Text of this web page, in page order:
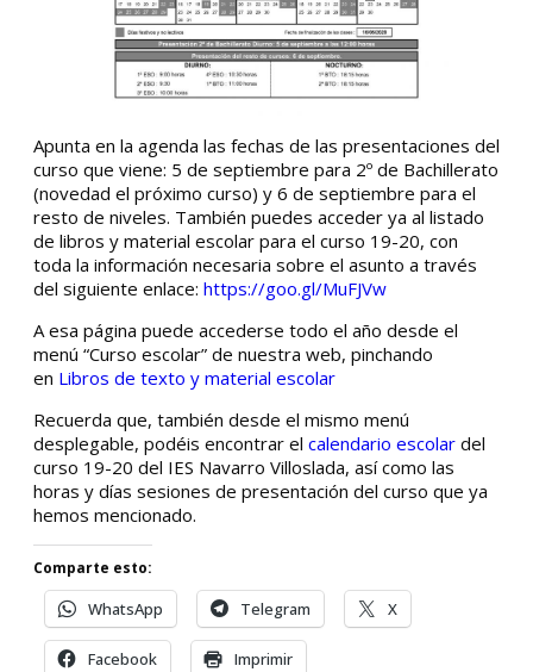
Apunta en la agenda las fechas de las presentaciones del
curso que viene: 5 de septiembre para 2º de Bachillerato
(novedad el próximo curso) y 6 de septiembre para el
resto de niveles. También puedes acceder ya al listado
de libros y material escolar para el curso 19-20, con
toda la información necesaria sobre el asunto a través
del siguiente enlace: https://goo.gl/MuFJVw
A esa página puede accederse todo el año desde el
menú “Curso escolar” de nuestra web, pinchando
en Libros de texto y material escolar
Recuerda que, también desde el mismo menú
desplegable, podéis encontrar el calendario escolar del
curso 19-20 del IES Navarro Villoslada, así como las
horas y días sesiones de presentación del curso que ya
hemos mencionado.
Comparte esto:
WhatsApp Telegram X
Facebook Imprimir